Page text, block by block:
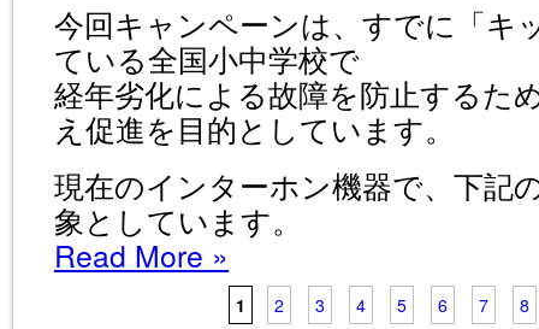
今回キャンペーンは、すでに「キ
ている全国小中学校で
経年劣化による故障を防止するた
え促進を目的としています。
現在のインターホン機器で、下記
象としています。
Read More »
1 2 3 4 5 6 7 8